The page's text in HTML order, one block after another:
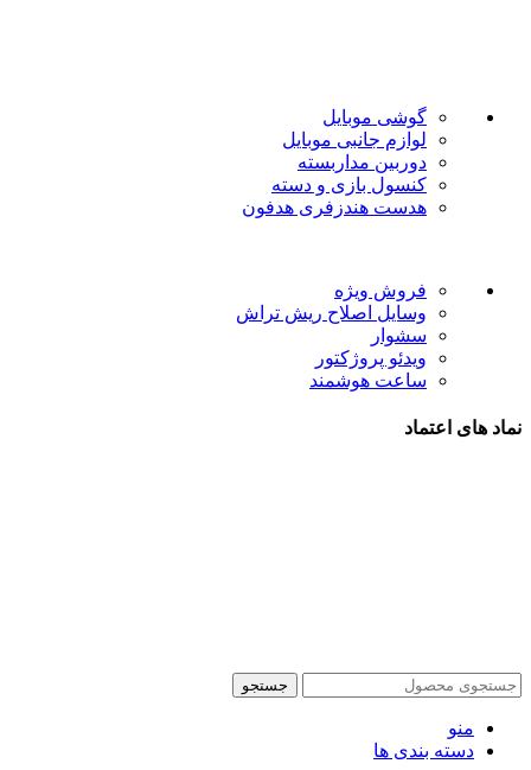
گوشی موبایل
لوازم جانبی موبایل
دوربین مداربسته
کنسول بازی و دسته
هدست هندزفری هدفون
فروش ویژه
وسایل اصلاح ریش تراش
سشوار
ویدئو پروژکتور
ساعت هوشمند
نماد های اعتماد
جستجو
منو
دسته بندی ها